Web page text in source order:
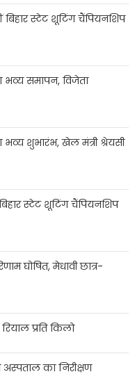
बिहार स्टेट शूटिंग चैंपियनशिप
भव्य समापन, विजेता
शुभारंभ, खेल मंत्री श्रेयसी
स्टेट शूटिंग चैंपियनशिप
घोषित, मेधावी छात्र-
प्रति किलो
का निरीक्षण